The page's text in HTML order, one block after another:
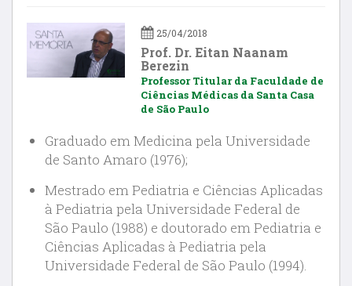
25/04/2018
Prof. Dr. Eitan Naanam
Berezin
Professor Titular da Faculdade de
Ciências Médicas da Santa Casa
de São Paulo
Graduado em Medicina pela Universidade
de Santo Amaro (1976);
Mestrado em Pediatria e Ciências Aplicadas
à Pediatria pela Universidade Federal de
São Paulo (1988) e doutorado em Pediatria e
Ciências Aplicadas à Pediatria pela
Universidade Federal de São Paulo (1994).